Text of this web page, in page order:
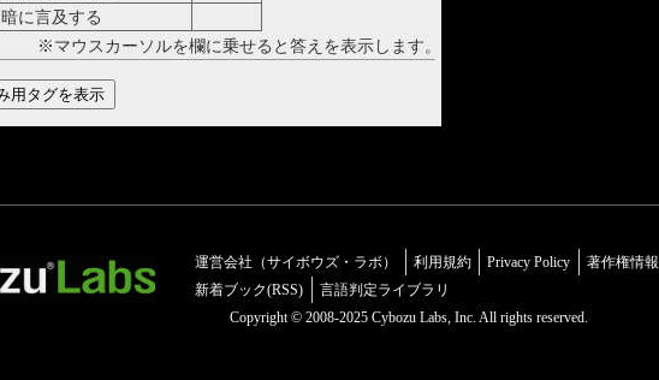
暗に言及する
※マウスカーソルを欄に乗せると答えを表示します。
運営会社（サイボウズ・ラボ） 利用規約 Privacy Policy 著作権情報
新着ブック(RSS)
言語判定ライブラリ
Copyright © 2008-2025 Cybozu Labs, Inc. All rights reserved.